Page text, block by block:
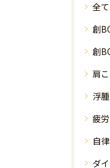
全
創
創
肩
浮
疲労
自
ダ